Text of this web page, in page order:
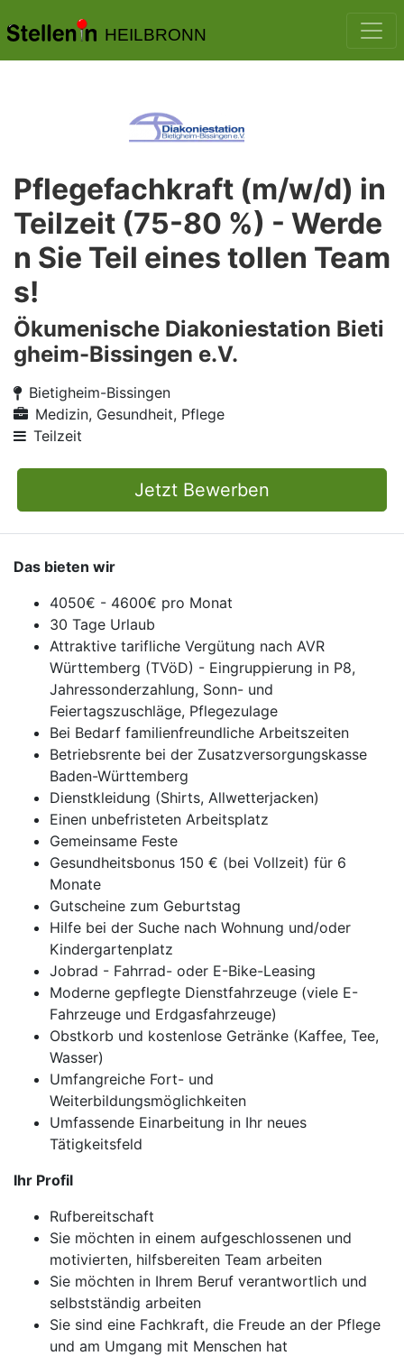
HEILBRONN
Pflegefachkraft (m/w/d) in
Teilzeit (75-80 %) - Werde
n Sie Teil eines tollen Team
s!
Ökumenische Diakoniestation Bieti
gheim-Bissingen e.V.
Bietigheim-Bissingen
Medizin, Gesundheit, Pflege
Teilzeit
Jetzt Bewerben
Das bieten wir
4050€ - 4600€ pro Monat
30 Tage Urlaub
Attraktive tarifliche Vergütung nach AVR
Württemberg (TVöD) - Eingruppierung in P8,
Jahressonderzahlung, Sonn- und
Feiertagszuschläge, Pflegezulage
Bei Bedarf familienfreundliche Arbeitszeiten
Betriebsrente bei der Zusatzversorgungskasse
Baden-Württemberg
Dienstkleidung (Shirts, Allwetterjacken)
Einen unbefristeten Arbeitsplatz
Gemeinsame Feste
Gesundheitsbonus 150 € (bei Vollzeit) für 6
Monate
Gutscheine zum Geburtstag
Hilfe bei der Suche nach Wohnung und/oder
Kindergartenplatz
Jobrad - Fahrrad- oder E-Bike-Leasing
Moderne gepflegte Dienstfahrzeuge (viele E-
Fahrzeuge und Erdgasfahrzeuge)
Obstkorb und kostenlose Getränke (Kaffee, Tee,
Wasser)
Umfangreiche Fort- und
Weiterbildungsmöglichkeiten
Umfassende Einarbeitung in Ihr neues
Tätigkeitsfeld
Ihr Profil
Rufbereitschaft
Sie möchten in einem aufgeschlossenen und
motivierten, hilfsbereiten Team arbeiten
Sie möchten in Ihrem Beruf verantwortlich und
selbstständig arbeiten
Sie sind eine Fachkraft, die Freude an der Pflege
und am Umgang mit Menschen hat